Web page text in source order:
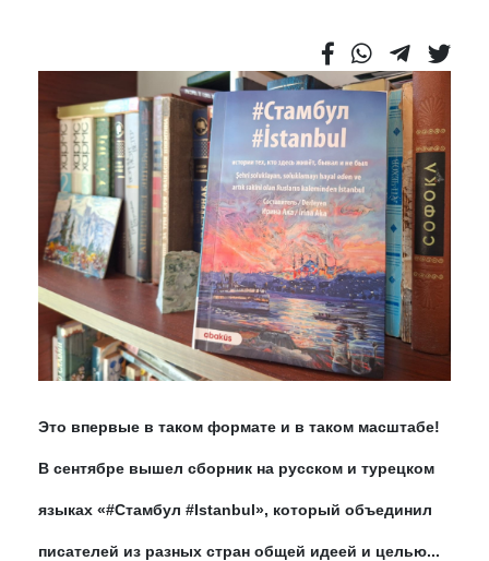
Это впервые в таком формате и в таком масштабе!
В сентябре вышел сборник на русском и турецком
языках «#Стамбул #Istanbul», который объединил
писателей из разных стран общей идеей и целью...